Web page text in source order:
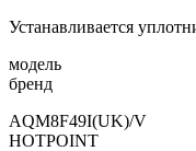
Устанавливается
модель
бренд
AQM8F49I(UK)/V
HOTPOINT